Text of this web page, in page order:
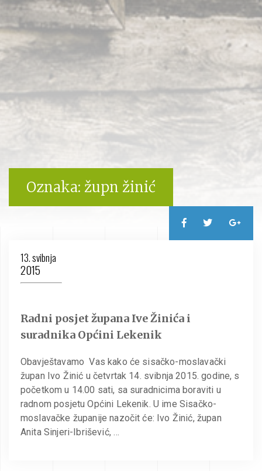
Oznaka: župn žinić
13. svibnja
2015
Radni posjet župana Ive Žinića i
suradnika Općini Lekenik
Obavještavamo Vas kako će sisačko-moslavački
župan Ivo Žinić u četvrtak 14. svibnja 2015. godine, s
početkom u 14.00 sati, sa suradnicima boraviti u
radnom posjetu Općini Lekenik. U ime Sisačko-
moslavačke županije nazočit će: Ivo Žinić, župan
Anita Sinjeri-Ibrišević, …